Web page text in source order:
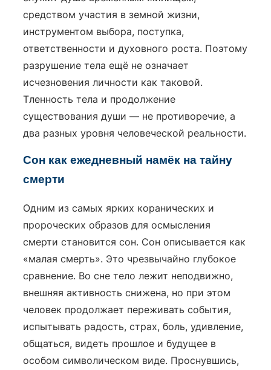
средством участия в земной жизни,
инструментом выбора, поступка,
ответственности и духовного роста. Поэтому
разрушение тела ещё не означает
исчезновения личности как таковой.
Тленность тела и продолжение
существования души — не противоречие, а
два разных уровня человеческой реальности.
Сон как ежедневный намёк на тайну
смерти
Одним из самых ярких коранических и
пророческих образов для осмысления
смерти становится сон. Сон описывается как
«малая смерть». Это чрезвычайно глубокое
сравнение. Во сне тело лежит неподвижно,
внешняя активность снижена, но при этом
человек продолжает переживать события,
испытывать радость, страх, боль, удивление,
общаться, видеть прошлое и будущее в
особом символическом виде. Проснувшись,